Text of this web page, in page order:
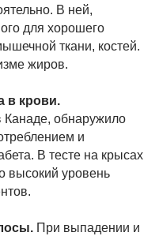
В ней,
для хорошего
ткани, костей.
жиров.
в крови.
Канаде, обнаружило
и
В тесте на крысах
высокий уровень
При выпадении и